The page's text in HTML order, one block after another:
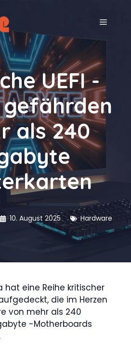
MENÜ
UEFI -
gefährden
als 240
10. August 2025 Hardware
hat eine Reihe kritischer
die im Herzen
von mehr als 240
-Motherboards